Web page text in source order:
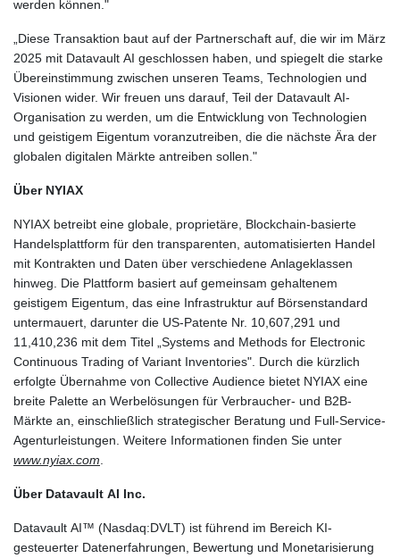
werden können."
„Diese Transaktion baut auf der Partnerschaft auf, die wir im März
2025 mit Datavault AI geschlossen haben, und spiegelt die starke
Übereinstimmung zwischen unseren Teams, Technologien und
Visionen wider. Wir freuen uns darauf, Teil der Datavault AI-
Organisation zu werden, um die Entwicklung von Technologien
und geistigem Eigentum voranzutreiben, die die nächste Ära der
globalen digitalen Märkte antreiben sollen."
Über NYIAX
NYIAX betreibt eine globale, proprietäre, Blockchain-basierte
Handelsplattform für den transparenten, automatisierten Handel
mit Kontrakten und Daten über verschiedene Anlageklassen
hinweg. Die Plattform basiert auf gemeinsam gehaltenem
geistigem Eigentum, das eine Infrastruktur auf Börsenstandard
untermauert, darunter die US-Patente Nr. 10,607,291 und
11,410,236 mit dem Titel „Systems and Methods for Electronic
Continuous Trading of Variant Inventories". Durch die kürzlich
erfolgte Übernahme von Collective Audience bietet NYIAX eine
breite Palette an Werbelösungen für Verbraucher- und B2B-
Märkte an, einschließlich strategischer Beratung und Full-Service-
Agenturleistungen. Weitere Informationen finden Sie unter
www.nyiax.com
Über Datavault AI Inc.
Datavault AI™ (Nasdaq:DVLT) ist führend im Bereich KI-
gesteuerter Datenerfahrungen, Bewertung und Monetarisierung